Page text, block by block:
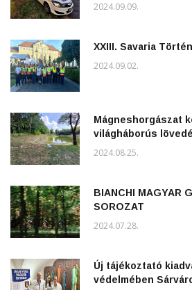
2024.09.09.
XXIII. Savaria
2024.09.02.
Mágneshorgászat
világháborús
2024.08.25.
BIANCHI MAGYAR
SOROZAT
2024.07.28.
Új tájékoztató
védelmében